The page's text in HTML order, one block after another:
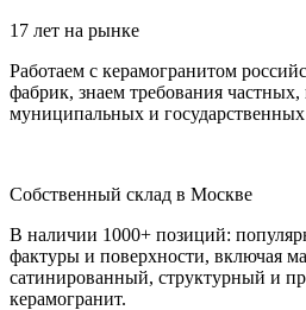
17 лет на рынке
Работаем с керамогранитом
фабрик, знаем требования частных,
муниципальных и государственных
Собственный склад в Москве
В наличии 1000+ позиций:
фактуры и поверхности, включая
сатинированный, структурный и
керамогранит.